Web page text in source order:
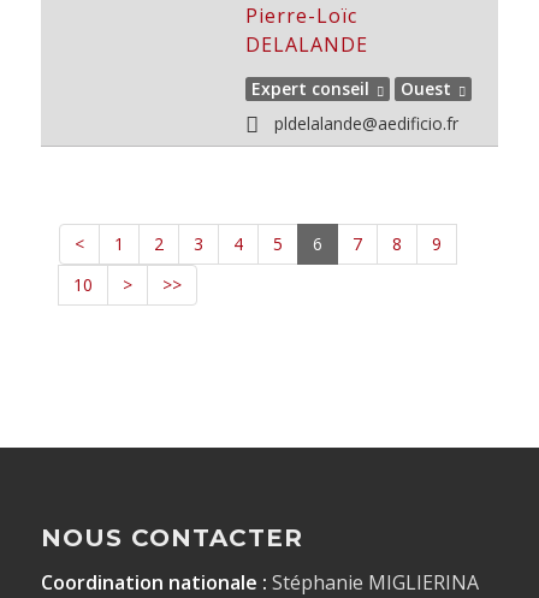
Pierre-Loïc
DELALANDE
Expert conseil
Ouest
pldelalande@aedificio.fr
< 1 2 3 4 5 6 7 8
9
10
> >>
NOUS CONTACTER
Coordination nationale : Stéphanie MIGLIERINA